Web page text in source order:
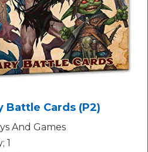
Cards (P2)
And Games
1